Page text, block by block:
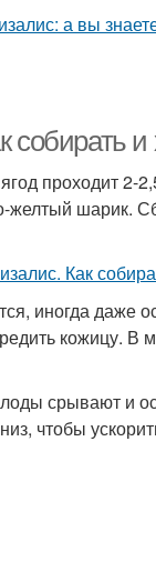
собирать
проходит 2-
желтый шарик.
иногда
кожицу. В
срывают и
чтобы